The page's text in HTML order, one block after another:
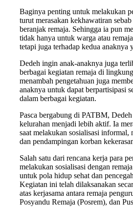
Baginya penting untuk melakukan
turut merasakan kekhawatiran
beranjak remaja. Sehingga ia pun
tidak hanya untuk warga atau
tetapi juga terhadap kedua anaknya
Dedeh ingin anak-anaknya juga
berbagai kegiatan remaja di
menambah pengetahuan juga
anaknya untuk dapat berpartisipasi
dalam berbagai kegiatan.
Pasca bergabung di PATBM,
kelurahan menjadi lebih aktif. Ia
saat melakukan sosialisasi informal,
dan pendampingan korban
Salah satu dari rencana kerja para
melakukan sosialisasi dengan
untuk pola hidup sehat dan
Kegiatan ini telah dilaksanakan
atas kerjasama antara remaja
Posyandu Remaja (Posrem), dan